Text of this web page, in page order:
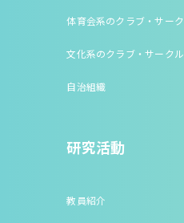
体育会系のクラブ・サー
文化系のクラブ・サークル
自治組織
研究活動
教員紹介